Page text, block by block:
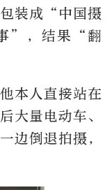
装成“中国摄
”，结果“翻
本人直接站在
大量电动车、
边倒退拍摄，